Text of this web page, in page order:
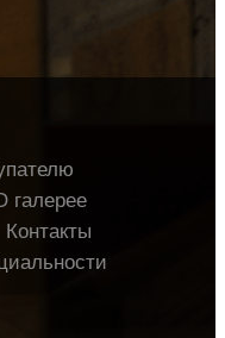
галерее
Контакты